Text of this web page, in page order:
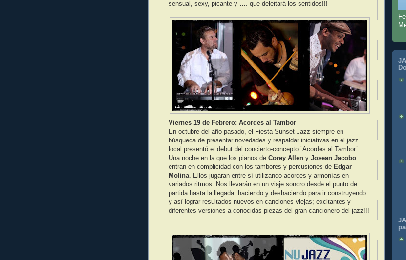
sensual, sexy, picante y …. que deleitará los sentidos!!!
Viernes 19 de Febrero: Acordes al Tambor
En octubre del año pasado, el Fiesta Sunset Jazz siempre en
búsqueda de presentar novedades y respaldar iniciativas en el jazz
local presentó el debut del concierto-concepto ¨Acordes al Tambor¨.
Una noche en la que los pianos de Corey Allen y Josean Jacobo
entran en complicidad con los tambores y percusiones de Edgar
Molina. Ellos jugaran entre sí utilizando acordes y armonías en
variados ritmos. Nos llevarán en un viaje sonoro desde el punto de
partida hasta la llegada, haciendo y deshaciendo para ir construyendo
y así lograr resultados nuevos en canciones viejas; excitantes y
diferentes versiones a conocidas piezas del gran cancionero del jazz!!!